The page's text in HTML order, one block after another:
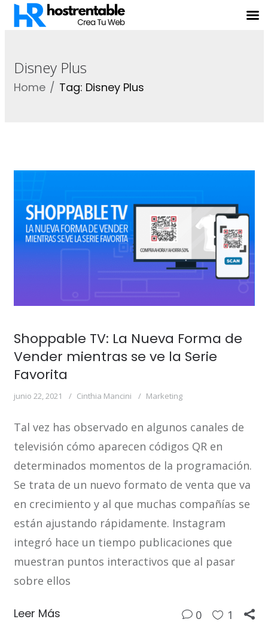
Disney Plus
Home Tag: Disney Plus
Shoppable TV: La Nueva Forma de
Vender mientras se ve la Serie
Favorita
junio 22, 2021 Cinthia Mancini Marketing
Tal vez has observado en algunos canales de
televisión cómo aparecen códigos QR en
determinados momentos de la programación.
Se trata de un nuevo formato de venta que va
en crecimiento y al que muchas compañías se
están ajustando rápidamente. Instagram
integró hace un tiempo publicaciones que
muestran puntos interactivos que al pasar
sobre ellos
Leer Más 0 1